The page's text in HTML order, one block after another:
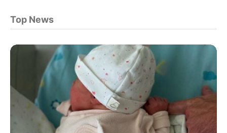
Top News